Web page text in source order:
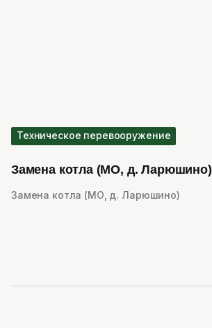
Техническое перевооружение
Замена котла (МО, д. Ларюшино)
Замена котла (МО, д. Ларюшино)